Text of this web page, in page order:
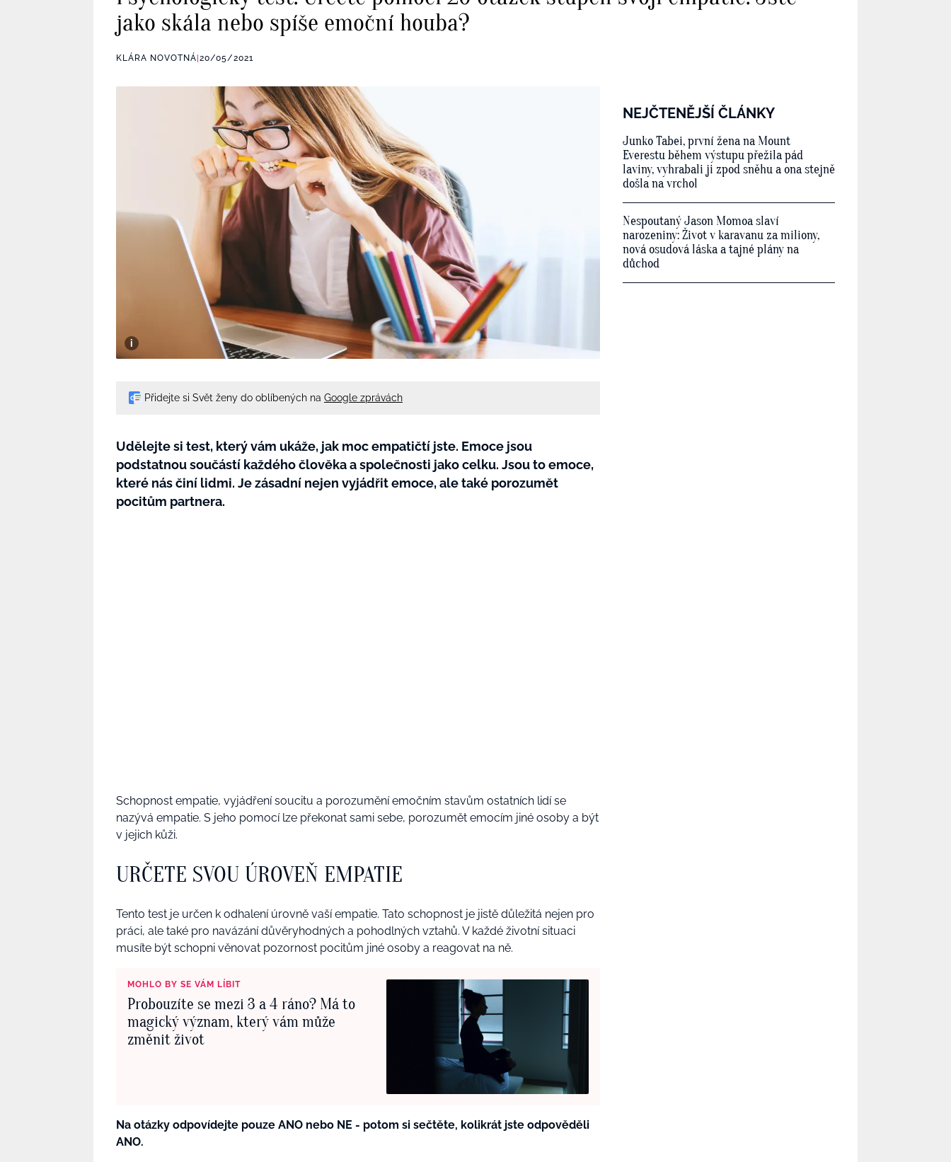
jako skála nebo spíše emoční houba?
KLÁRA NOVOTNÁ 20/05/2021
Přidejte si Svět ženy do oblíbených na Google zprávách
Udělejte si test, který vám ukáže, jak moc empatičtí jste. Emoce jsou
podstatnou součástí každého člověka a společnosti jako celku. Jsou to emoce,
které nás činí lidmi. Je zásadní nejen vyjádřit emoce, ale také porozumět
pocitům partnera.
Schopnost empatie, vyjádření soucitu a porozumění emočním stavům ostatních lidí se
nazývá empatie. S jeho pomocí lze překonat sami sebe, porozumět emocím jiné osoby a být
v jejich kůži.
URČETE SVOU ÚROVEŇ EMPATIE
Tento test je určen k odhalení úrovně vaší empatie. Tato schopnost je jistě důležitá nejen pro
práci, ale také pro navázání důvěryhodných a pohodlných vztahů. V každé životní situaci
musíte být schopni věnovat pozornost pocitům jiné osoby a reagovat na ně.
MOHLO BY SE VÁM LÍBIT
Probouzíte se mezi 3 a 4 ráno? Má to
magický význam, který vám může
změnit život
Na otázky odpovídejte pouze ANO nebo NE - potom si sečtěte, kolikrát jste odpověděli
ANO.
NEJČTENĚJŠÍ ČLÁNKY
Junko Tabei, první žena na Mount
Everestu během výstupu přežila pád
laviny, vyhrabali ji zpod sněhu a ona stejně
došla na vrchol
Nespoutaný Jason Momoa slaví
narozeniny: Život v karavanu za miliony,
nová osudová láska a tajné plány na
důchod